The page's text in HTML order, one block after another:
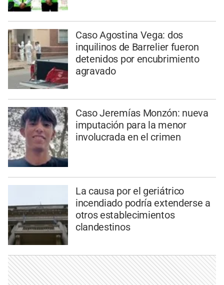
Caso Agostina Vega: dos
inquilinos de Barrelier fueron
detenidos por encubrimiento
agravado
Caso Jeremías Monzón: nueva
imputación para la menor
involucrada en el crimen
La causa por el geriátrico
incendiado podría extenderse a
otros establecimientos
clandestinos